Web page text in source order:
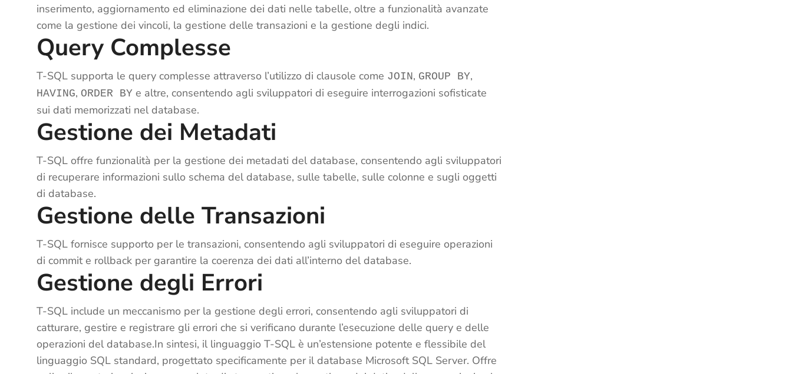
inserimento, aggiornamento ed eliminazione dei dati nelle tabelle, oltre a funzionalità avanzate
come la gestione dei vincoli, la gestione delle transazioni e la gestione degli indici.
Query Complesse
T-SQL supporta le query complesse attraverso l’utilizzo di clausole come JOIN, GROUP BY,
HAVING, ORDER BY e altre, consentendo agli sviluppatori di eseguire interrogazioni sofisticate
sui dati memorizzati nel database.
Gestione dei Metadati
T-SQL offre funzionalità per la gestione dei metadati del database, consentendo agli sviluppatori
di recuperare informazioni sullo schema del database, sulle tabelle, sulle colonne e sugli oggetti
di database.
Gestione delle Transazioni
T-SQL fornisce supporto per le transazioni, consentendo agli sviluppatori di eseguire operazioni
di commit e rollback per garantire la coerenza dei dati all’interno del database.
Gestione degli Errori
T-SQL include un meccanismo per la gestione degli errori, consentendo agli sviluppatori di
catturare, gestire e registrare gli errori che si verificano durante l’esecuzione delle query e delle
operazioni del database.In sintesi, il linguaggio T-SQL è un’estensione potente e flessibile del
linguaggio SQL standard, progettato specificamente per il database Microsoft SQL Server. Offre